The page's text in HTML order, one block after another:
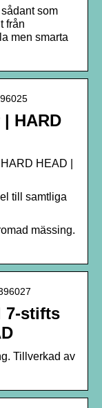
som
från
men smarta
HARD
HEAD |
till samtliga
mässing.
7-stifts
Tillverkad av